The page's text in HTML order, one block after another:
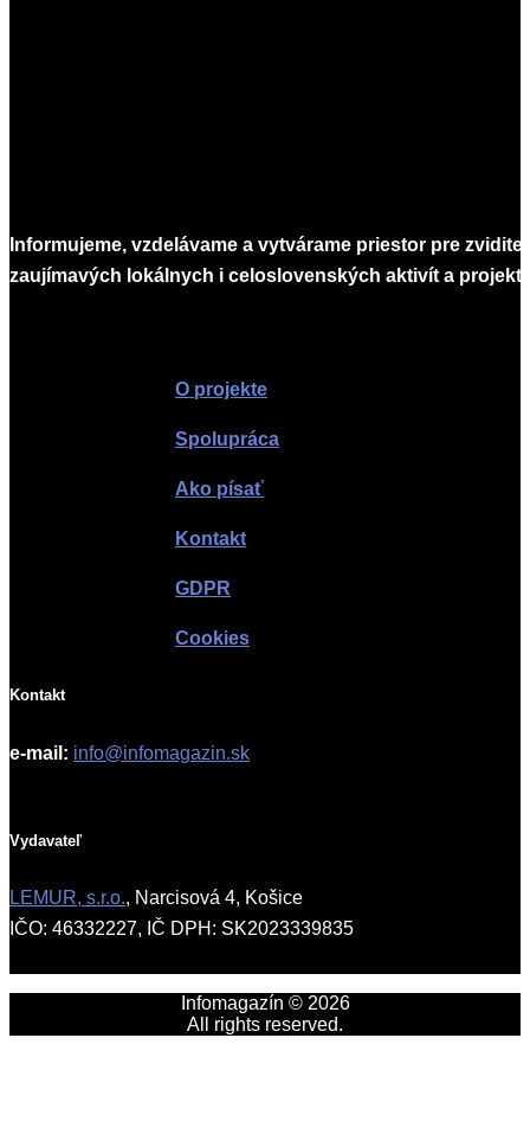
Informujeme, vzdelávame a vytvárame priestor pre
zaujímavých lokálnych i celoslovenských aktivít a
O projekte
Spolupráca
Ako písať
Kontakt
GDPR
Cookies
Kontakt
e-mail: info@infomagazin.sk
Vydavateľ
LEMUR, s.r.o., Narcisová 4, Košice
IČO: 46332227, IČ DPH: SK2023339835
Infomagazín © 2026
All rights reserved.